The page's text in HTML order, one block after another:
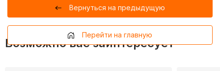
Вернуться на предыдущую
Перейти на главную
Возможно вас заинтересует